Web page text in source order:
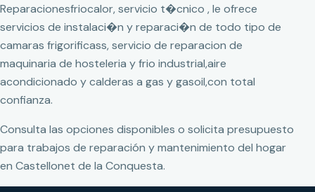
Reparacionesfriocalor, servicio t�cnico , le ofrece
servicios de instalaci�n y reparaci�n de todo tipo de
camaras frigorificass, servicio de reparacion de
maquinaria de hosteleria y frio industrial,aire
acondicionado y calderas a gas y gasoil,con total
confianza.
Consulta las opciones disponibles o solicita presupuesto
para trabajos de reparación y mantenimiento del hogar
en Castellonet de la Conquesta.